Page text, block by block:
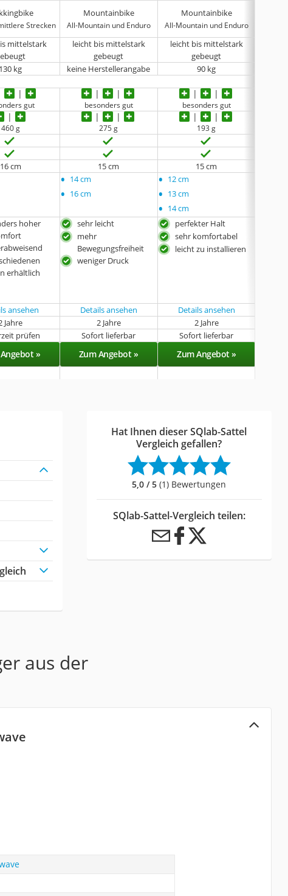
Strecken
Mountainbike
All-Mountain und Enduro
Mountainbike
All-Mountain und Enduro
mittelstark
leicht bis mittelstark
gebeugt
leicht bis mittelstark
gebeugt
130 kg keine Herstellerangabe
90 kg
gut besonders gut besonders gut
460 g 275 g 193 g
16 cm 15 cm 15 cm
• 14 cm
• 16 cm
• 12 cm
• 13 cm
• 14 cm
hoher
erhältlich
sehr leicht
mehr
Bewegungsfreiheit
weniger Druck
perfekter Halt
sehr komfortabel
leicht zu installieren
ansehen Details ansehen Details ansehen
Jahre 2 Jahre
2 Jahre
prüfen Sofort lieferbar Sofort lieferbar
» Zum Angebot » Zum Angebot »
Hat Ihnen dieser SQlab-Sattel
Vergleich gefallen?
5,0 / 5 (1) Bewertungen
SQlab-Sattel-Vergleich teilen:
aus der